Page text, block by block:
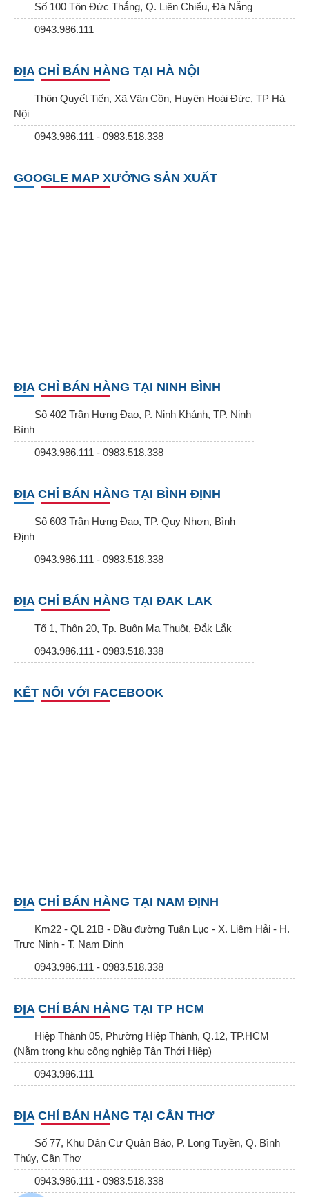
Số 100 Tôn Đức Thắng, Q. Liên Chiểu, Đà Nẵng
0943.986.111
ĐỊA CHỈ BÁN HÀNG TẠI HÀ NỘI
Thôn Quyết Tiến, Xã Vân Cồn, Huyện Hoài Đức, TP Hà
Nội
0943.986.111 - 0983.518.338
GOOGLE MAP XƯỞNG SẢN XUẤT
ĐỊA CHỈ BÁN HÀNG TẠI NINH BÌNH
Số 402 Trần Hưng Đạo, P. Ninh Khánh, TP. Ninh
Bình
0943.986.111 - 0983.518.338
ĐỊA CHỈ BÁN HÀNG TẠI BÌNH ĐỊNH
Số 603 Trần Hưng Đạo, TP. Quy Nhơn, Bình
Định
0943.986.111 - 0983.518.338
ĐỊA CHỈ BÁN HÀNG TẠI ĐAK LAK
Tổ 1, Thôn 20, Tp. Buôn Ma Thuột, Đắk Lắk
0943.986.111 - 0983.518.338
KẾT NỐI VỚI FACEBOOK
ĐỊA CHỈ BÁN HÀNG TẠI NAM ĐỊNH
Km22 - QL 21B - Đầu đường Tuân Lục - X. Liêm Hải - H.
Trực Ninh - T. Nam Định
0943.986.111 - 0983.518.338
ĐỊA CHỈ BÁN HÀNG TẠI TP HCM
Hiệp Thành 05, Phường Hiệp Thành, Q.12, TP.HCM
(Nằm trong khu công nghiệp Tân Thới Hiệp)
0943.986.111
ĐỊA CHỈ BÁN HÀNG TẠI CẦN THƠ
Số 77, Khu Dân Cư Quân Báo, P. Long Tuyền, Q. Bình
Thủy, Cần Thơ
0943.986.111 - 0983.518.338